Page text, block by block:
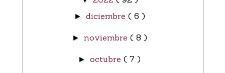
► diciembre ( 6 )
► noviembre ( 8 )
► octubre ( 7 )